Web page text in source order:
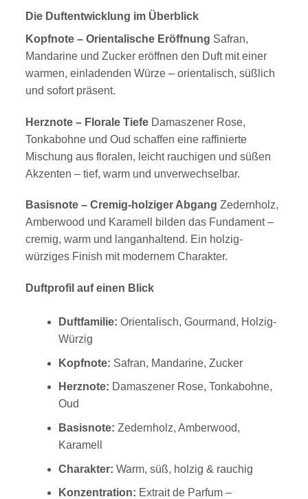
Die Duftentwicklung im Überblick
Kopfnote – Orientalische Eröffnung Safran,
Mandarine und Zucker eröffnen den Duft mit einer
warmen, einladenden Würze – orientalisch, süßlich
und sofort präsent.
Herznote – Florale TiefeDamaszener Rose,
Tonkabohne und Oud schaffen eine raffinierte
Mischung aus floralen, leicht rauchigen und süßen
Akzenten – tief, warm und unverwechselbar.
Basisnote – Cremig-holziger Abgang Zedernholz,
Amberwood und Karamell bilden das Fundament –
cremig, warm und langanhaltend. Ein holzig-
würziges Finish mit modernem Charakter.
Duftprofil auf einen Blick
Duftfamilie: Orientalisch, Gourmand, Holzig-
Würzig
Kopfnote: Safran, Mandarine, Zucker
Herznote: Damaszener Rose, Tonkabohne,
Oud
Basisnote: Zedernholz, Amberwood,
Karamell
Charakter: Warm, süß, holzig & rauchig
Konzentration: Extrait de Parfum –